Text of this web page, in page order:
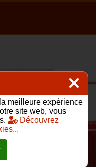
meilleure expérience
site web, vous
Découvrez